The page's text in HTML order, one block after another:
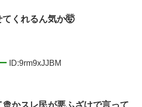
くれるん気か🤯
ID:9rm9xJJBM